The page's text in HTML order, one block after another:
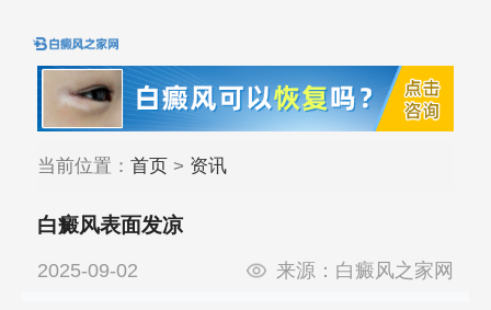
当前位置： 首页> 资讯
白癜风表面发凉
2025-09-02 来源： 白癜风之家网